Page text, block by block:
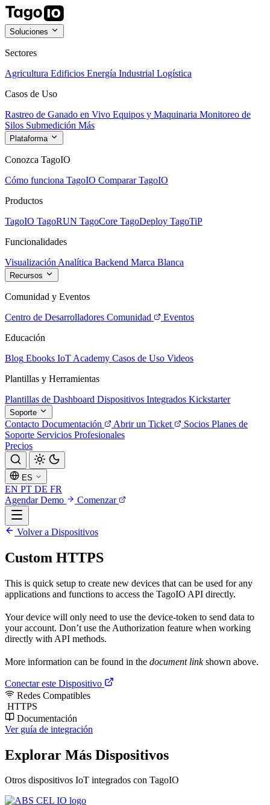
Soluciones
Sectores
Agricultura Edificios Energía Industrial Logística
Casos de Uso
Rastreo de Ganado en Vivo Equipos y Maquinaria Monitoreo de
Silos Submedición Más
Plataforma
Conozca TagoIO
Cómo funciona TagoIO Comparar TagoIO
Productos
TagoIO TagoRUN TagoCore TagoDeploy TagoTiP
Funcionalidades
Visualización Analítica Backend Marca Blanca
Recursos
Comunidad y Eventos
Centro de Desarrolladores Comunidad
Eventos
Educación
Blog Ebooks IoT Academy Casos de Uso Videos
Plantillas y Herramientas
Plantillas de Dashboard Dispositivos Integrados Kickstarter
Soporte
Contacto Documentación Abrir un Ticket Socios Planes de
Soporte Servicios Profesionales
Precios
ES
EN PT DE FR
Agendar Demo
Comenzar
Volver a Dispositivos
Custom HTTPS
This is quick setup to create new devices that can be used for any
applications and functions to access the TagoIO API directly.
Your device will only need to use the device-token to send data to
your account. Don’t use the Authorization feature when working
directly with API methods.
More information can be found in the document linkshown above.
Conectar este Dispositivo
Redes Compatibles
HTTPS
Documentación
Ver guía de integración
Explorar Más Dispositivos
Otros dispositivos IoT integrados con TagoIO